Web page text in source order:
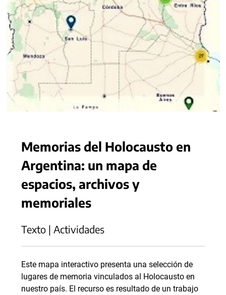
Memorias del Holocausto en
Argentina: un mapa de
espacios, archivos y
memoriales
Texto | Actividades
Este mapa interactivo presenta una selección de
lugares de memoria vinculados al Holocausto en
nuestro país. El recurso es resultado de un trabajo